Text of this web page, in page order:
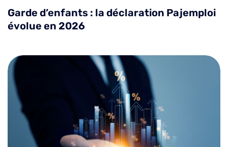
Garde d’enfants : la déclaration Pajemploi
évolue en 2026